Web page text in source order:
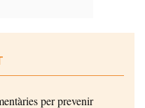
per prevenir